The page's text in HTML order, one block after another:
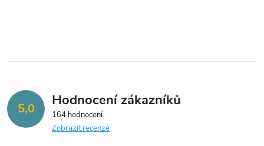
5,0 Hodnocení zákazníků
164 hodnocení
Zobrazit recenze